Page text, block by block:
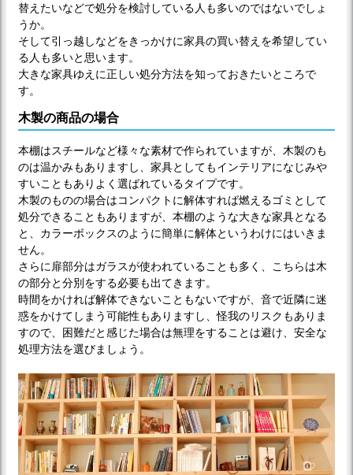
替えたいなどで処分を検討している人も多いのではないでしょ
うか。
そして引っ越しなどをきっかけに家具の買い替えを希望してい
る人も多いと思います。
大きな家具ゆえに正しい処分方法を知っておきたいところで
す。
木製の商品の場合
本棚はスチールなど様々な素材で作られていますが、木製のも
のは温かみもありますし、家具としてもインテリアになじみや
すいこともありよく選ばれているタイプです。
木製のものの場合はコンパクトに解体すれば燃えるゴミとして
処分できることもありますが、本棚のような大きな家具となる
と、カラーボックスのように簡単に解体というわけにはいきま
せん。
さらに扉部分はガラスが使われていることも多く、こちらは木
の部分と分別をする必要も出てきます。
時間をかければ解体できないこともないですが、音で近隣に迷
惑をかけてしまう可能性もありますし、怪我のリスクもありま
すので、困難だと感じた場合は無理をすることは避け、安全な
処理方法を選びましょう。